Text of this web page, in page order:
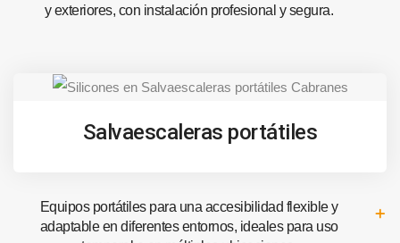
y exteriores, con instalación profesional y segura.
Salvaescaleras portátiles
Equipos portátiles para una accesibilidad flexible y
adaptable en diferentes entornos, ideales para uso